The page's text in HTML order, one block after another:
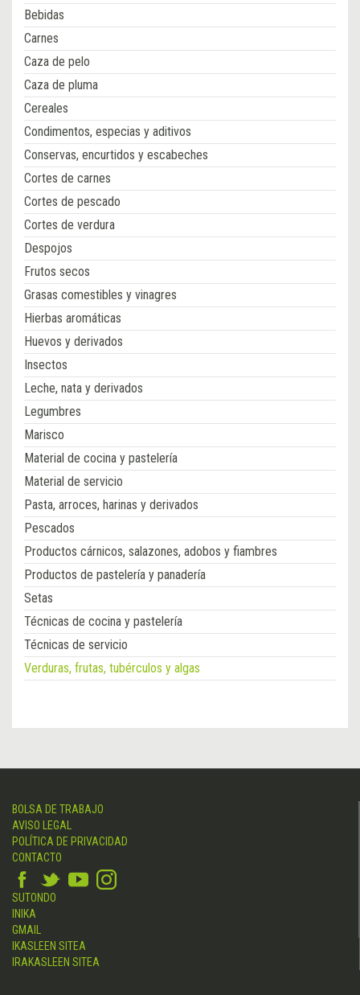
Bebidas
Carnes
Caza de pelo
Caza de pluma
Cereales
Condimentos, especias y aditivos
Conservas, encurtidos y escabeches
Cortes de carnes
Cortes de pescado
Cortes de verdura
Despojos
Frutos secos
Grasas comestibles y vinagres
Hierbas aromáticas
Huevos y derivados
Insectos
Leche, nata y derivados
Legumbres
Marisco
Material de cocina y pastelería
Material de servicio
Pasta, arroces, harinas y derivados
Pescados
Productos cárnicos, salazones, adobos y fiambres
Productos de pastelería y panadería
Setas
Técnicas de cocina y pastelería
Técnicas de servicio
Verduras, frutas, tubérculos y algas
BOLSA DE TRABAJO
AVISO LEGAL
POLÍTICA DE PRIVACIDAD
CONTACTO
SUTONDO
INIKA
GMAIL
IKASLEEN SITEA
IRAKASLEEN SITEA